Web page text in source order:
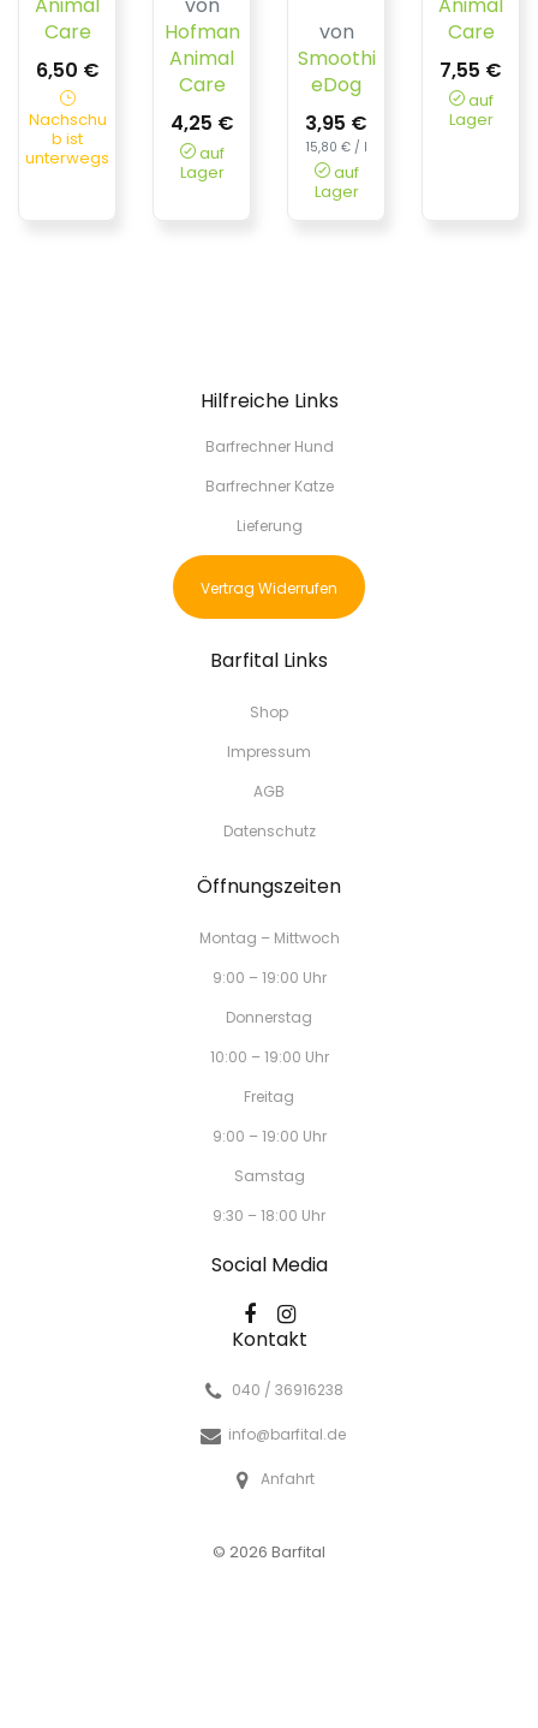
Care
6,50 €
Nachschu
b ist
unterwegs
Hofman
Animal
Care
4,25 €
auf
Lager
von
Smoothi
eDog
3,95 €
15,80 € / l
auf
Lager
Care
7,55 €
auf
Lager
Hilfreiche Links
Barfrechner Hund
Barfrechner Katze
Lieferung
Vertrag Widerrufen
Barfital Links
Shop
Impressum
AGB
Datenschutz
Öffnungszeiten
Montag – Mittwoch
9:00 – 19:00 Uhr
Donnerstag
10:00 – 19:00 Uhr
Freitag
9:00 – 19:00 Uhr
Samstag
9:30 – 18:00 Uhr
Social Media
Kontakt
040 / 36916238
info@barfital.de
Anfahrt
© 2026 Barfital